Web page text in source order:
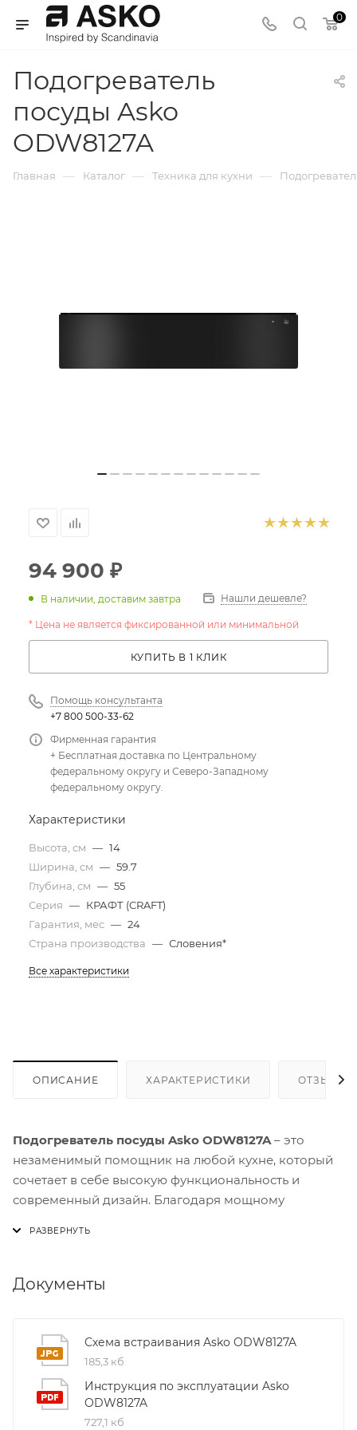
0
Подогреватель
посуды Asko
ODW8127A
Главная — Каталог — Техника для кухни —
94 900 ₽
В наличии, доставим завтра Нашли дешевле?
* Цена не является фиксированной или минимальной
КУПИТЬ В 1 КЛИК
Помощь консультанта
+7 800 500-33-62
Фирменная гарантия
+ Бесплатная доставка по Центральному
федеральному округу и Северо-Западному
федеральному округу.
Характеристики
Высота, см — 14
Ширина, см — 59.7
Глубина, см — 55
Серия — КРАФТ (CRAFT)
Гарантия, мес — 24
Страна производства — Словения*
Все характеристики
ОПИСАНИЕ ХАРАКТЕРИСТИКИ ОТЗЫВЫ
Подогреватель посуды Asko ODW8127A– это
незаменимый помощник на любой кухне, который
сочетает в себе высокую функциональность и
современный дизайн. Благодаря мощному
без потери вкуса и аромата.
обеспечивает равномерное распределение тепла и
защищает посуду от повреждений. Телескопические
направляющие делают открывание дверцы
простым и безопасным, а нажимной механизм
позволяет быстро получить доступ к содержимому
Документы
Схема встраивания Asko ODW8127A
185,3 кб
Инструкция по эксплуатации Asko
ODW8127A
727,1 кб